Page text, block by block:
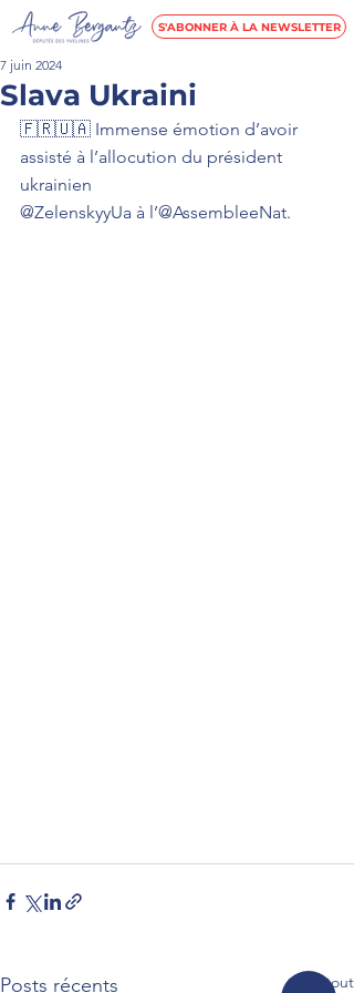
S'ABONNER À LA NEWSLETTER
Slava Ukraini
7 juin 2024
🇫🇷🇺🇦 Immense émotion d’avoir
assisté à l’allocution du président
ukrainien
@ZelenskyyUa à l’@AssembleeNat.
Posts récents Voir tout